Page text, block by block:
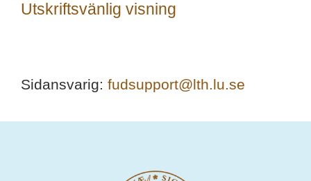
Utskriftsvänlig visning
Sidansvarig: fudsupport@lth.lu.se